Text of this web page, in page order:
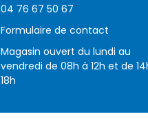
04 76 67 50 67
Formulaire de contact
Magasin ouvert du lundi au
vendredi de 08h à 12h et de
18h